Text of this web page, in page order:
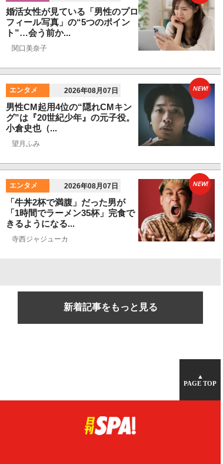
婚活女性が見ている「男性のプロ
フィール写真」の“5つのポイン
ト”…会う前か...
関口美奈子
エンタメ 2026年08月07日
男性CM起用4位の“隠れCMキン
グ”は『20世紀少年』の元子役。
小倉史也（...
望月ふみ
NEW!
エンタメ 2026年08月07日
「牛丼2杯で満腹」だった男が
「1時間でラーメン35杯」完食で
きるようになる...
寺西ジャジューカ
NEW!
新着記事をもっと見る
▲
PAGE TOP